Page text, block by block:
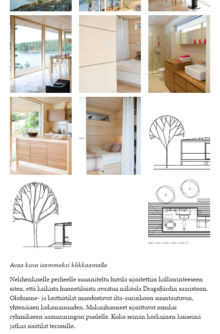
Avaa kuva isommaksi klikkaamalla
Nelihenkiselle perheelle suunniteltu huvila sijoitettiin kalliorinteeseen
siten, että kaikista huonetiloista avautuu näköala Dragsfjärdin saaristoon.
Olohuone- ja keittiötilat muodostavat ilta-aurinkoon suuntautuvan,
yhtenäisen kokonaisuuden. Makuuhuoneet sijoittuvat omaksi
ryhmäkseen aamuauringon puolelle. Koko seinän korkuinen lasiseinä
jatkaa sisätilat terassille.